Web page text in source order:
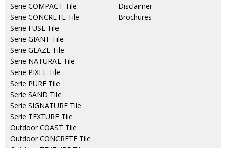
Serie COMPACT Tile
Serie CONCRETE Tile
Serie FUSE Tile
Serie GIANT Tile
Serie GLAZE Tile
Serie NATURAL Tile
Serie PIXEL Tile
Serie PURE Tile
Serie SAND Tile
Serie SIGNATURE Tile
Serie TEXTURE Tile
Outdoor COAST Tile
Outdoor CONCRETE Tile
Disclaimer
Brochures